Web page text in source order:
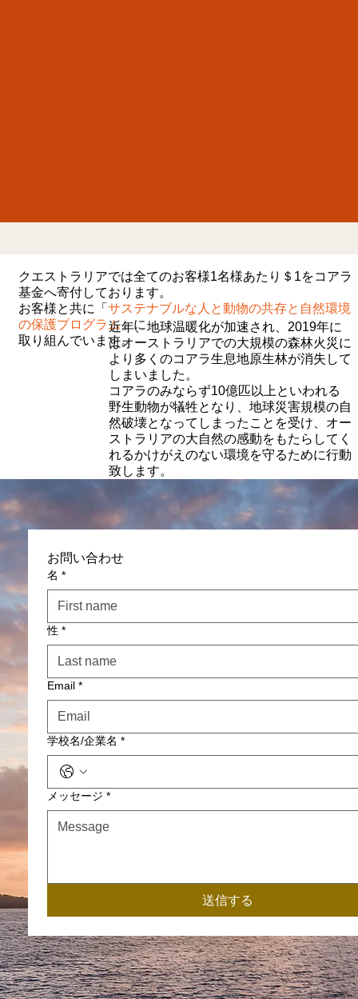
お問い合わせ
名 *
性 *
Email *
学校名/企業名 *
メッセージ *
送信する
クエストラリアでは全てのお客様1名様あたり＄1をコアラ
基金へ寄付しております。
お客様と共に「サステナブルな人と動物の共存と自然環境
の保護プログラム」に
取り組んでいます。
近年、地球温暖化が加速され、2019年に
はオーストラリアでの大規模の森林火災に
より多くのコアラ生息地原生林が消失して
しまいました。
コアラのみならず10億匹以上といわれる
野生動物が犠牲となり、地球災害規模の自
然破壊となってしまったことを受け、オー
ストラリアの大自然の感動をもたらしてく
れるかけがえのない環境を守るために行動
致します。